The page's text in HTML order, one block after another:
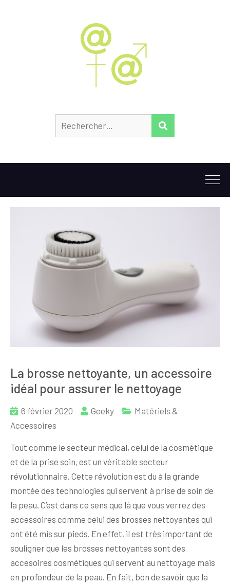
La brosse nettoyante, un accessoire
idéal pour assurer le nettoyage
6 février 2020 Geeky
Matériels &
Accessoires
Tout comme le secteur médical, celui de la cosmétique
et de la prise soin, est un véritable secteur
révolutionnaire. Cette révolution est du à la grande
montée des technologies qui servent à prise de soin de
la peau. C’est dans ce sens que là que vous verrez des
accessoires comme celui des brosses nettoyantes qui
ont été mis sur pieds. En effet, il est très important de
souligner que les brosses nettoyantes sont des
accesoires cosmétiques qui servent au nettoyage mais
en profondeur de la peau. En fait, bon de savoir que la